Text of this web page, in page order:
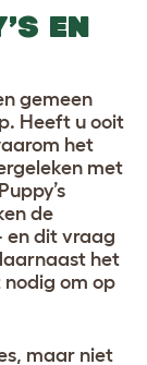
EN
gemeen
Heeft u ooit
het
met
de
en dit vraag
het
nodig om op
maar niet